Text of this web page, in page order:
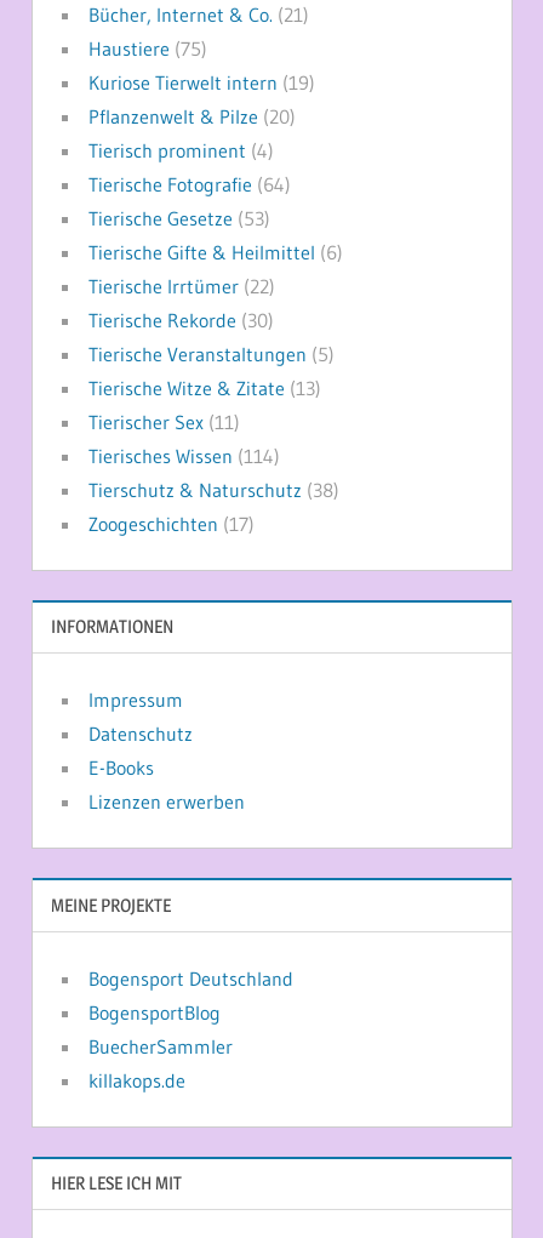
Bücher, Internet & Co. (21)
Haustiere (75)
Kuriose Tierwelt intern (19)
Pflanzenwelt & Pilze (20)
Tierisch prominent (4)
Tierische Fotografie (64)
Tierische Gesetze (53)
Tierische Gifte & Heilmittel (6)
Tierische Irrtümer(22)
Tierische Rekorde (30)
Tierische Veranstaltungen (5)
Tierische Witze & Zitate (13)
Tierischer Sex(11)
Tierisches Wissen (114)
Tierschutz & Naturschutz (38)
Zoogeschichten (17)
INFORMATIONEN
Impressum
Datenschutz
E-Books
Lizenzen erwerben
MEINE PROJEKTE
Bogensport Deutschland
BogensportBlog
BuecherSammler
killakops.de
HIER LESE ICH MIT